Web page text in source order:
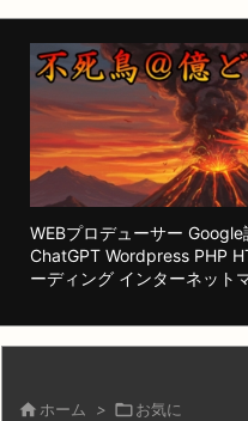
WEBプロデューサー
ChatGPT Wordpress PHP
ーディング インターネット
 ホーム > お気に